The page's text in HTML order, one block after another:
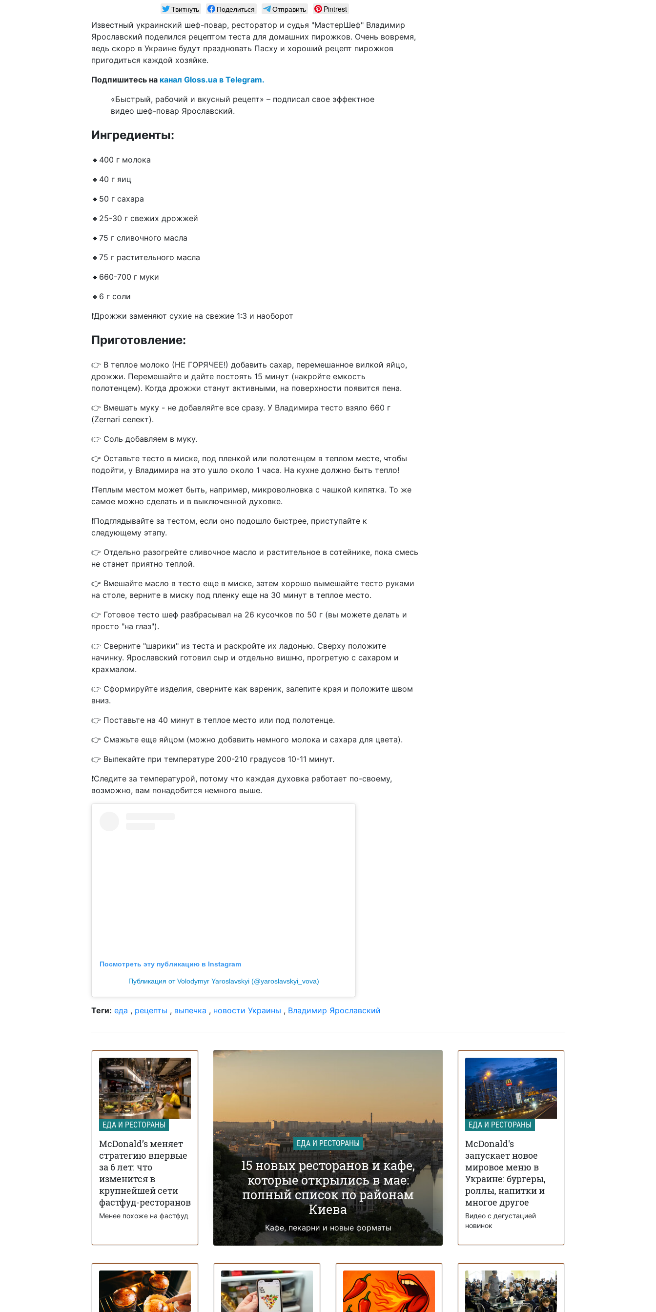
Твитнуть Поделиться Отправить
Pintrest
Известный украинский шеф-повар, ресторатор и судья "МастерШеф" Владимир
Ярославский поделился рецептом теста для домашних пирожков. Очень вовремя,
ведь скоро в Украине будут праздновать Пасху и хороший рецепт пирожков
пригодиться каждой хозяйке.
Подпишитесь на канал Gloss.ua в Telegram.
«Быстрый, рабочий и вкусный рецепт» – подписал свое эффектное
видео шеф-повар Ярославский.
Ингредиенты:
🔸400 г молока
🔸40 г яиц
🔸50 г сахара
🔸25-30 г свежих дрожжей
🔸75 г сливочного масла
🔸75 г растительного масла
🔸660-700 г муки
🔸6 г соли
❗️Дрожжи заменяют сухие на свежие 1:3 и наоборот
Приготовление:
👉 В теплое молоко (НЕ ГОРЯЧЕЕ!) добавить сахар, перемешанное вилкой яйцо,
дрожжи. Перемешайте и дайте постоять 15 минут (накройте емкость
полотенцем). Когда дрожжи станут активными, на поверхности появится пена.
👉 Вмешать муку - не добавляйте все сразу. У Владимира тесто взяло 660 г
(Zernari селект).
👉 Соль добавляем в муку.
👉 Оставьте тесто в миске, под пленкой или полотенцем в теплом месте, чтобы
подойти, у Владимира на это ушло около 1 часа. На кухне должно быть тепло!
❗️Теплым местом может быть, например, микроволновка с чашкой кипятка. То же
самое можно сделать и в выключенной духовке.
❗️Подглядывайте за тестом, если оно подошло быстрее, приступайте к
следующему этапу.
👉 Отдельно разогрейте сливочное масло и растительное в сотейнике, пока смесь
не станет приятно теплой.
👉 Вмешайте масло в тесто еще в миске, затем хорошо вымешайте тесто руками
на столе, верните в миску под пленку еще на 30 минут в теплое место.
👉 Готовое тесто шеф разбрасывал на 26 кусочков по 50 г (вы можете делать и
просто "на глаз").
👉 Сверните "шарики" из теста и раскройте их ладонью. Сверху положите
начинку. Ярославский готовил сыр и отдельно вишню, прогретую с сахаром и
крахмалом.
👉 Сформируйте изделия, сверните как вареник, залепите края и положите швом
вниз.
👉 Поставьте на 40 минут в теплое место или под полотенце.
👉 Смажьте еще яйцом (можно добавить немного молока и сахара для цвета).
👉 Выпекайте при температуре 200-210 градусов 10-11 минут.
❗️Следите за температурой, потому что каждая духовка работает по-своему,
возможно, вам понадобится немного выше.
Посмотреть эту публикацию в Instagram
Публикация от Volodymyr Yaroslavskyi (@yaroslavskyi_vova)
Теги: еда , рецепты , выпечка , новости Украины , Владимир Ярославский
ЕДА И РЕСТОРАНЫ
McDonald’s меняет
стратегию впервые
за 6 лет: что
изменится в
крупнейшей сети
фастфуд-ресторанов
Менее похоже на фастфуд
ЕДА И РЕСТОРАНЫ
15 новых ресторанов и кафе,
которые открылись в мае:
полный список по районам
Киева
Кафе, пекарни и новые форматы
ЕДА И РЕСТОРАНЫ
McDonald's
запускает новое
мировое меню в
Украине: бургеры,
роллы, напитки и
многое другое
Видео с дегустацией
новинок